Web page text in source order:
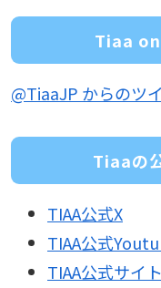
Tiaa
@TiaaJP からのツ
Tiaaの
TIAA公式X
TIAA公式
TIAA公式サイト